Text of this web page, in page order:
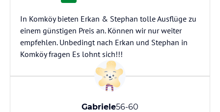
In Komköy bieten Erkan & Stephan tolle Ausflüge zu
einem günstigen Preis an. Können wir nur weiter
empfehlen. Unbedingt nach Erkan und Stephan in
Komköy fragen Es lohnt sich!!!
Gabriele56-60